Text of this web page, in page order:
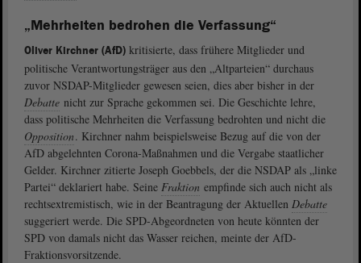
„Mehrheiten bedrohen die Verfassung“
Oliver Kirchner (AfD) kritisierte, dass frühere Mitglieder und
politische Verantwortungsträger aus den „Altparteien“ durchaus
zuvor NSDAP-Mitglieder gewesen seien, dies aber bisher in der
Debatte nicht zur Sprache gekommen sei. Die Geschichte lehre,
dass politische Mehrheiten die Verfassung bedrohten und nicht die
Opposition. Kirchner nahm beispielsweise Bezug auf die von der
AfD abgelehnten Corona-Maßnahmen und die Vergabe staatlicher
Gelder. Kirchner zitierte Joseph Goebbels, der die NSDAP als „linke
Partei“ deklariert habe. Seine Fraktion empfinde sich auch nicht als
rechtsextremistisch, wie in der Beantragung der Aktuellen Debatte
suggeriert werde. Die SPD-Abgeordneten von heute könnten der
SPD von damals nicht das Wasser reichen, meinte der AfD-
Fraktionsvorsitzende.